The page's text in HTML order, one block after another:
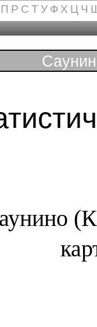
П Р С Т У Ф Х Ц Ч